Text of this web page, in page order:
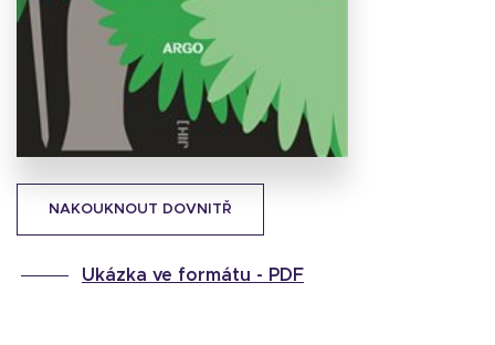
NAKOUKNOUT DOVNITŘ
Ukázka ve formátu - PDF